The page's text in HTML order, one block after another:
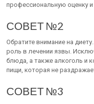
профессиональную оценку
СОВЕТ №2
Обратите внимание на
роль в лечении язвы.
блюда, а также алкоголь и
пищи, которая не
СОВЕТ №3